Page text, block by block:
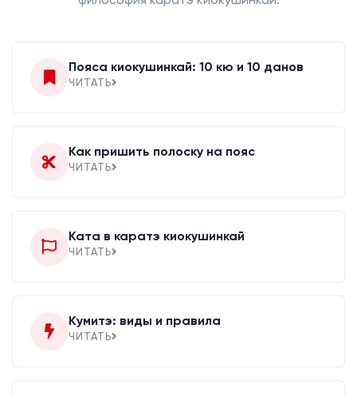
Пояса киокушинкай: 10 кю и 10 данов
ЧИТАТЬ
Как пришить полоску на пояс
ЧИТАТЬ
Ката в каратэ киокушинкай
ЧИТАТЬ
Кумитэ: виды и правила
ЧИТАТЬ